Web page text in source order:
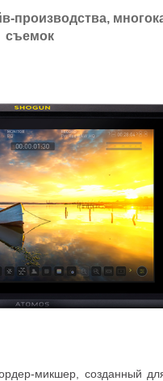
производства,
съемок
микшер , созданный